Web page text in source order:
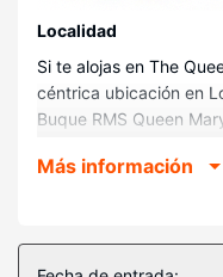
Localidad
Si te alojas en The
céntrica ubicación en
Buque RMS Queen
Acuario del Pacífico y a
Disfruta de una
habitaciones con
Más información